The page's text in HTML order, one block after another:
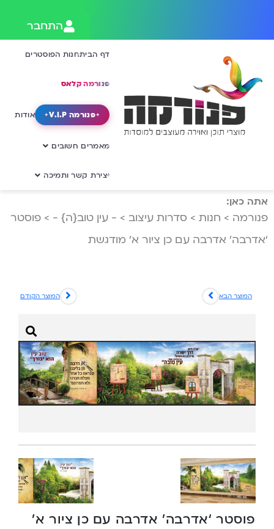
התחבר
דף הביתחנות הפוסטרים
פנורמה קלאס
פנורמה V.I.P אודות
מאמרים חשובים
יצירת קשר ותמיכה
אתה כאן:
פנורמה > חנות > סדרות עיצוב > - עין טוב{ה} - > פוסטר
‘אדרבה’ אדרבה עם כן ציור א’ מודגשת
המוצר הקודם המוצר הבא
פוסטר ‘אדרבה’ אדרבה עם כן ציור א’